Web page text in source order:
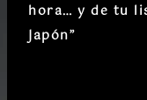
hora… y de tu
Japón”